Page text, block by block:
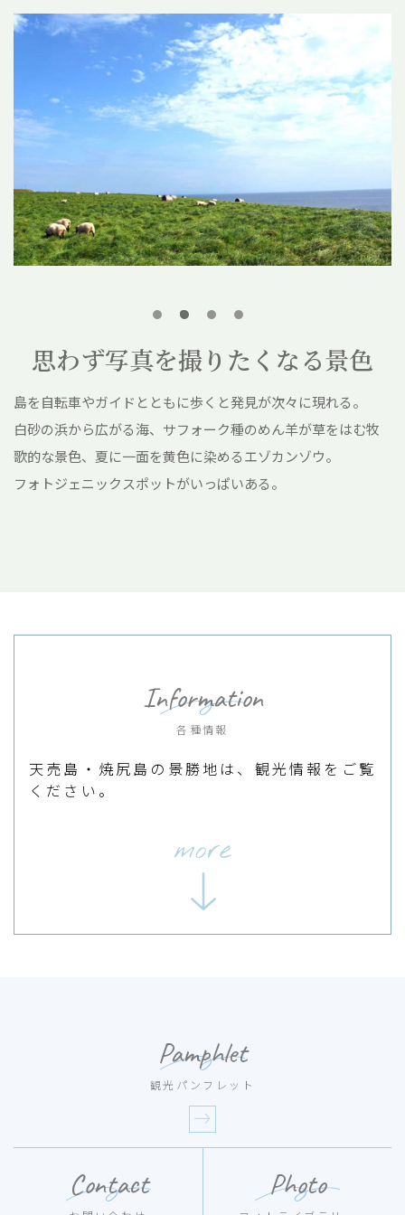
思わず写真を撮りたくなる景色
島を自転車やガイドとともに歩くと発見が次々に現れる。
白砂の浜から広がる海、サフォーク種のめん羊が草をはむ牧
歌的な景色、夏に一面を黄色に染めるエゾカンゾウ。
フォトジェニックスポットがいっぱいある。
Information
各種情報
天売島・焼尻島の景勝地は、観光情報をご覧
ください。
more
Pamphlet
観光パンフレット
Contact Photo